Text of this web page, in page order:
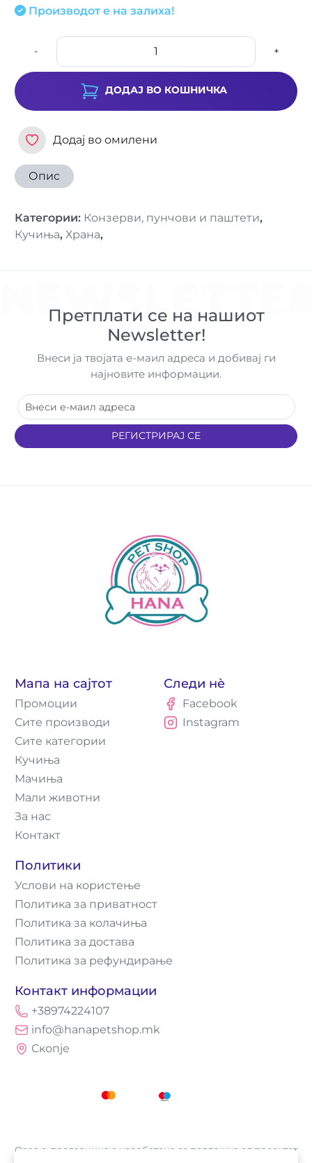
Производот е на залиха!
- +
ДОДАЈ ВО КОШНИЧКА
Додај во омилени
Опис
Категории: Конзерви, пунчови и паштети,
Кучиња, Храна,
Претплати се на нашиот
Newsletter!
Внеси ја твојата е-маил адреса и добивај ги
најновите информации.
РЕГИСТРИРАЈ СЕ
Мапа на сајтот
Промоции
Сите производи
Сите категории
Кучиња
Мачиња
Мали животни
За нас
Контакт
Политики
Услови на користење
Политика за приватност
Политика за колачиња
Политика за достава
Политика за рефундирање
Контакт информации
+38974224107
info@hanapetshop.mk
Скопје
Следи нè
Facebook
Instagram
Оваа е-продавница е изработена со поддршка од проектот